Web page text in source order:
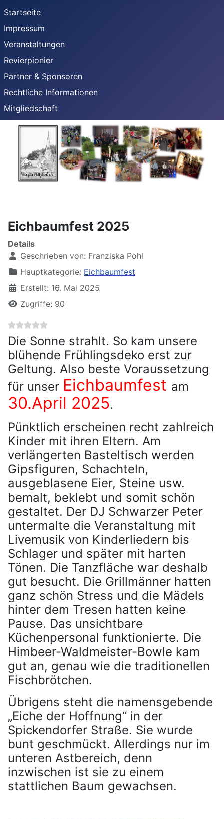
Startseite
Impressum
Veranstaltungen
Revierpionier
Partner & Sponsoren
Rechtliche Informationen
Mitgliedschaft
Eichbaumfest 2025
Details
Geschrieben von: Franziska Pohl
Hauptkategorie: Eichbaumfest
Erstellt: 16. Mai 2025
Zugriffe: 90
Die Sonne strahlt. So kam unsere
blühende Frühlingsdeko erst zur
Geltung. Also beste Voraussetzung
für unser Eichbaumfest am
30.April 2025.
Pünktlich erscheinen recht zahlreich
Kinder mit ihren Eltern. Am
verlängerten Basteltisch werden
Gipsfiguren, Schachteln,
ausgeblasene Eier, Steine usw.
bemalt, beklebt und somit schön
gestaltet. Der DJ Schwarzer Peter
untermalte die Veranstaltung mit
Livemusik von Kinderliedern bis
Schlager und später mit harten
Tönen. Die Tanzfläche war deshalb
gut besucht. Die Grillmänner hatten
ganz schön Stress und die Mädels
hinter dem Tresen hatten keine
Pause. Das unsichtbare
Küchenpersonal funktionierte. Die
Himbeer-Waldmeister-Bowle kam
gut an, genau wie die traditionellen
Fischbrötchen.
Übrigens steht die namensgebende
„Eiche der Hoffnung“ in der
Spickendorfer Straße. Sie wurde
bunt geschmückt. Allerdings nur im
unteren Astbereich, denn
inzwischen ist sie zu einem
stattlichen Baum gewachsen.